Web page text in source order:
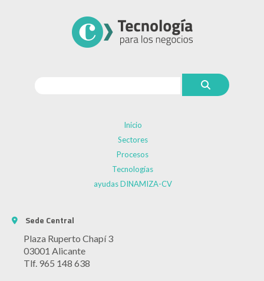
Inicio
Sectores
Procesos
Tecnologías
ayudas DINAMIZA-CV
Sede Central
Plaza Ruperto Chapí 3
03001 Alicante
Tlf. 965 148 638